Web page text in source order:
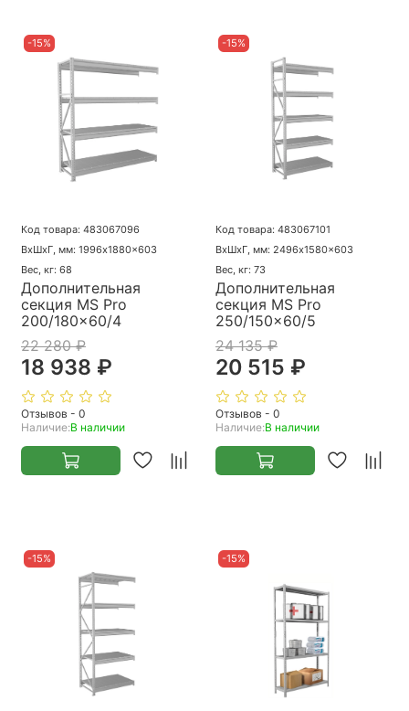
-15%
Код товара: 483067096
ВхШхГ, мм: 1996x1880x603
Вес, кг: 68
Дополнительная
секция MS Pro
200/180x60/4
22 280 ₽
18 938 ₽
Отзывов - 0
Наличие:В наличии
-15%
Код товара: 483067101
ВхШхГ, мм: 2496x1580x603
Вес, кг: 73
Дополнительная
секция MS Pro
250/150x60/5
24 135 ₽
20 515 ₽
Отзывов - 0
Наличие:В наличии
-15% -15%